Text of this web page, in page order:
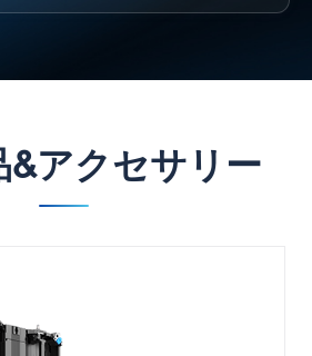
&アクセサリー